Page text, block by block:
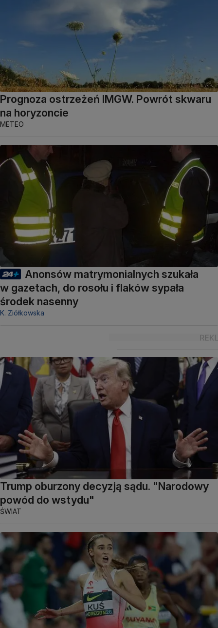
Prognoza ostrzeżeń IMGW. Powrót skwaru
na horyzoncie
METEO
Anonsów matrymonialnych szukała
w gazetach, do rosołu i flaków sypała
środek nasenny
K. Ziółkowska
Trump oburzony decyzją sądu. "Narodowy
powód do wstydu"
ŚWIAT